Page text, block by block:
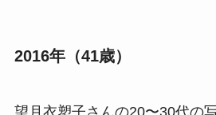
2016年（41歳）
望月衣塑子さんの20〜30代の